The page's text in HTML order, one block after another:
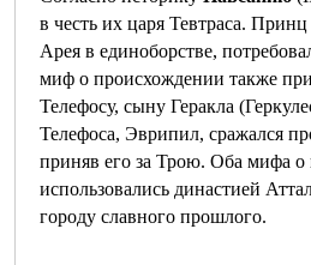
в честь их царя Тевтраса.
Арея в единоборстве,
миф о происхождении также
Телефосу, сыну Геракла
Телефоса, Эврипил, сражался
приняв его за Трою. Оба мифа о
использовались династией
городу славного прошлого.